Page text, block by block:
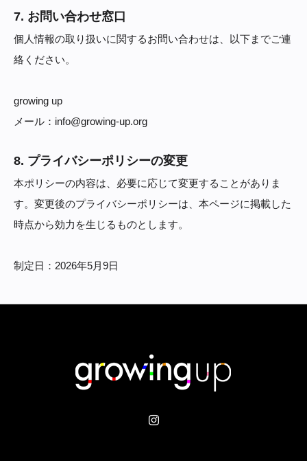
7. お問い合わせ窓口
個人情報の取り扱いに関するお問い合わせは、以下までご連
絡ください。
growing up
メール： info@growing-up.org
8. プライバシーポリシーの変更
本ポリシーの内容は、必要に応じて変更することがありま
す。変更後のプライバシーポリシーは、本ページに掲載した
時点から効力を生じるものとします。
制定日：2026年5月9日